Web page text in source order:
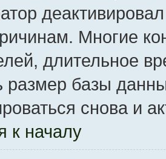
Многие
длительное
размер базы
снова и
к началу